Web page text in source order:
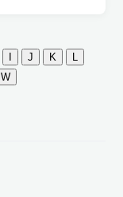
J K
W